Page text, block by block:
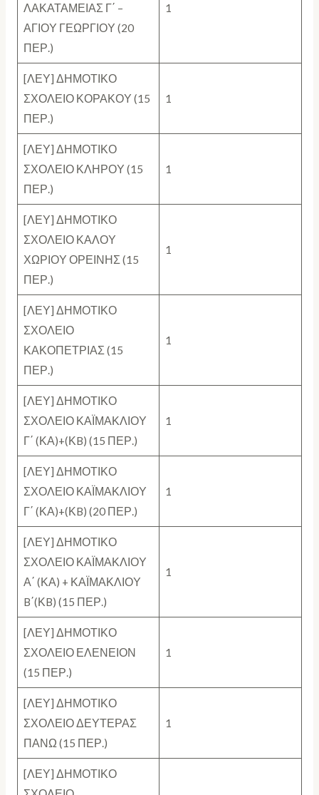
ΛΑΚΑΤΑΜΕΙΑΣ Γ΄ –
ΑΓΙΟΥ ΓΕΩΡΓΙΟΥ (20
ΠΕΡ.)
1
[ΛΕΥ] ΔΗΜΟΤΙΚΟ
ΣΧΟΛΕΙΟ ΚΟΡΑΚΟΥ (15
ΠΕΡ.)
1
[ΛΕΥ] ΔΗΜΟΤΙΚΟ
ΣΧΟΛΕΙΟ ΚΛΗΡΟΥ (15
ΠΕΡ.)
1
[ΛΕΥ] ΔΗΜΟΤΙΚΟ
ΣΧΟΛΕΙΟ ΚΑΛΟΥ
ΧΩΡΙΟΥ ΟΡΕΙΝΗΣ (15
ΠΕΡ.)
1
[ΛΕΥ] ΔΗΜΟΤΙΚΟ
ΣΧΟΛΕΙΟ
ΚΑΚΟΠΕΤΡΙΑΣ (15
ΠΕΡ.)
1
[ΛΕΥ] ΔΗΜΟΤΙΚΟ
ΣΧΟΛΕΙΟ ΚΑΪΜΑΚΛΙΟΥ
Γ΄ (ΚΑ)+(ΚB) (15 ΠΕΡ.)
1
[ΛΕΥ] ΔΗΜΟΤΙΚΟ
ΣΧΟΛΕΙΟ ΚΑΪΜΑΚΛΙΟΥ
Γ΄ (ΚΑ)+(ΚB) (20 ΠΕΡ.)
1
[ΛΕΥ] ΔΗΜΟΤΙΚΟ
ΣΧΟΛΕΙΟ ΚΑΪΜΑΚΛΙΟΥ
Α΄ (ΚΑ) + ΚΑΪΜΑΚΛΙΟΥ
B΄(ΚB) (15 ΠΕΡ.)
1
[ΛΕΥ] ΔΗΜΟΤΙΚΟ
ΣΧΟΛΕΙΟ ΕΛΕΝΕΙΟΝ
(15 ΠΕΡ.)
1
[ΛΕΥ] ΔΗΜΟΤΙΚΟ
ΣΧΟΛΕΙΟ ΔΕΥΤΕΡΑΣ
ΠΑΝΩ (15 ΠΕΡ.)
1
[ΛΕΥ] ΔΗΜΟΤΙΚΟ